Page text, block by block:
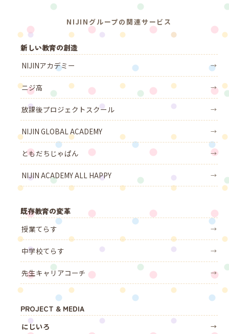
NIJINグループの関連サービス
新しい教育の創造
NIJINアカデミー
→
ニジ高 →
放課後プロジェクトスクール →
NIJIN GLOBAL ACADEMY →
ともだちじゃぱん →
NIJIN ACADEMY ALL HAPPY →
既存教育の変革
授業てらす
→
中学校てらす →
先生キャリアコーチ →
PROJECT & MEDIA
にじいろ
→